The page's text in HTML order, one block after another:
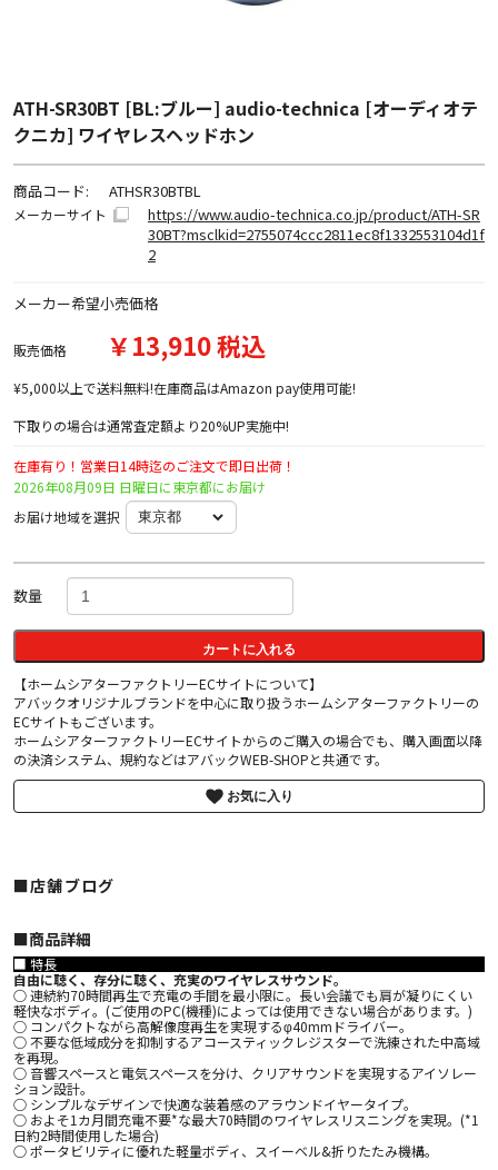
ATH-SR30BT [BL:ブルー] audio-technica [オーディオテ
クニカ] ワイヤレスヘッドホン
商品コード: ATHSR30BTBL
メーカーサイト
https://www.audio-technica.co.jp/product/ATH-SR
30BT?msclkid=2755074ccc2811ec8f1332553104d1f
2
メーカー希望小売価格
販売価格 ￥13,910 税込
¥5,000以上で送料無料!在庫商品はAmazon pay使用可能!
下取りの場合は通常査定額より20%UP実施中!
在庫有り！営業日14時迄のご注文で即日出荷！
2026年08月09日 日曜日に東京都にお届け
お届け地域を選択
数量
カートに入れる
【ホームシアターファクトリーECサイトについて】
アバックオリジナルブランドを中心に取り扱うホームシアターファクトリーの
ECサイトもございます。
ホームシアターファクトリーECサイトからのご購入の場合でも、購入画面以降
の決済システム、規約などはアバックWEB-SHOPと共通です。
お気に入り
■店舗ブログ
■︎商品詳細
■ 特長
自由に聴く、存分に聴く、充実のワイヤレスサウンド。
○ 連続約70時間再生で充電の手間を最小限に。長い会議でも肩が凝りにくい
軽快なボディ。(ご使用のPC(機種)によっては使用できない場合があります。)
○ コンパクトながら高解像度再生を実現するφ40mmドライバー。
○ 不要な低域成分を抑制するアコースティックレジスターで洗練された中高域
を再現。
○ 音響スペースと電気スペースを分け、クリアサウンドを実現するアイソレー
ション設計。
○ シンプルなデザインで快適な装着感のアラウンドイヤータイプ。
○ およそ1カ月間充電不要*な最大70時間のワイヤレスリスニングを実現。(*1
日約2時間使用した場合)
○ ポータビリティに優れた軽量ボディ、スイーベル&折りたたみ機構。